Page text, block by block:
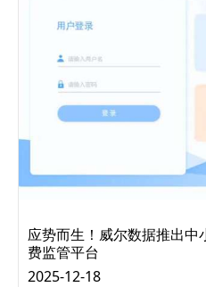
应势而生！威尔数据推出
费监管平台
近年来，中小学校园食品安全问
2025-12-18